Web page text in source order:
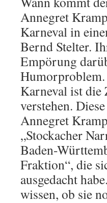
Annegret
Karneval in
Bernd Stelter.
Empörung
Karneval ist die
verstehen.
Annegret
„Stockacher
Baden-
Fraktion“, die
ausgedacht
wissen, ob sie